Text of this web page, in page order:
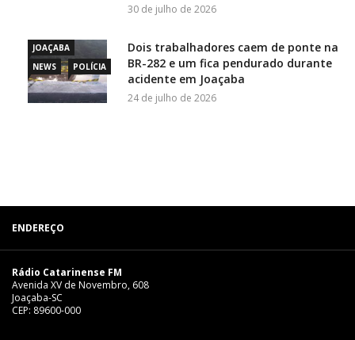
30 de julho de 2026
JOAÇABA
NEWS
POLÍCIA
Dois trabalhadores caem de ponte na
BR-282 e um fica pendurado durante
acidente em Joaçaba
24 de julho de 2026
ENDEREÇO
Rádio Catarinense FM
Avenida XV de Novembro, 608
Joaçaba-SC
CEP: 89600-000